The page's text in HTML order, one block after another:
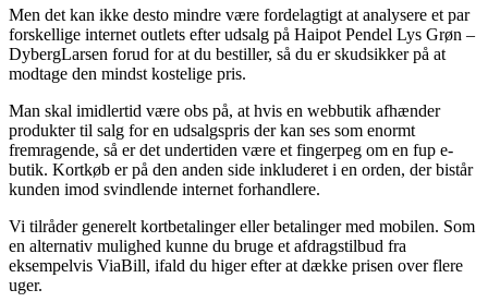
Men det kan ikke desto mindre være fordelagtigt at analysere et par
forskellige internet outlets efter udsalg på Haipot Pendel Lys Grøn –
DybergLarsen forud for at du bestiller, så du er skudsikker på at
modtage den mindst kostelige pris.
Man skal imidlertid være obs på, at hvis en webbutik afhænder
produkter til salg for en udsalgspris der kan ses som enormt
fremragende, så er det undertiden være et fingerpeg om en fup e-
butik. Kortkøb er på den anden side inkluderet i en orden, der bistår
kunden imod svindlende internet forhandlere.
Vi tilråder generelt kortbetalinger eller betalinger med mobilen. Som
en alternativ mulighed kunne du bruge et afdragstilbud fra
eksempelvis ViaBill, ifald du higer efter at dække prisen over flere
uger.